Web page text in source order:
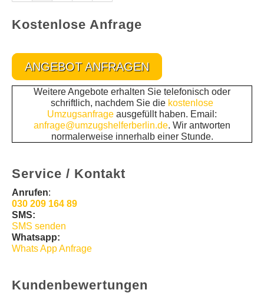
Kostenlose Anfrage
ANGEBOT ANFRAGEN
Weitere Angebote erhalten Sie telefonisch oder
schriftlich, nachdem Sie die kostenlose
Umzugsanfrage ausgefüllt haben. Email:
anfrage@umzugshelferberlin.de. Wir antworten
normalerweise innerhalb einer Stunde.
Service / Kontakt
Anrufen:
030 209 164 89
SMS:
SMS senden
Whatsapp:
Whats App Anfrage
Kundenbewertungen